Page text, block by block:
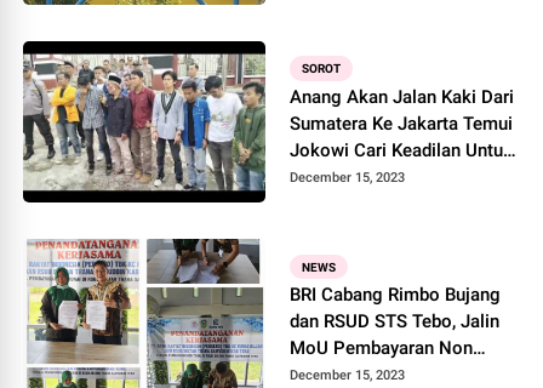
SOROT
Anang Akan Jalan Kaki Dari
Sumatera Ke Jakarta Temui
Jokowi Cari Keadilan Untuk
Putrinya Korban
December 15, 2023
NEWS
BRI Cabang Rimbo Bujang
dan RSUD STS Tebo, Jalin
MoU Pembayaran Non
Tunai
December 15, 2023